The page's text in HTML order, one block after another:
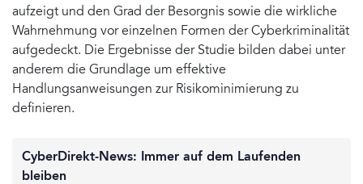
aufzeigt und den Grad der Besorgnis sowie die wirkliche
Wahrnehmung vor einzelnen Formen der Cyberkriminalität
aufgedeckt. Die Ergebnisse der Studie bilden dabei unter
anderem die Grundlage um effektive
Handlungsanweisungen zur Risikominimierung zu
definieren.
CyberDirekt-News: Immer auf dem Laufenden
bleiben